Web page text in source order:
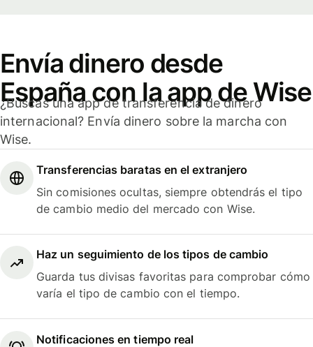
Envía dinero desde
España con la app de Wise
¿Buscas una app de transferencia de dinero
internacional? Envía dinero sobre la marcha con
Wise.
Transferencias baratas en el extranjero
Sin comisiones ocultas, siempre obtendrás el tipo
de cambio medio del mercado con Wise.
Haz un seguimiento de los tipos de cambio
Guarda tus divisas favoritas para comprobar cómo
varía el tipo de cambio con el tiempo.
Notificaciones en tiempo real